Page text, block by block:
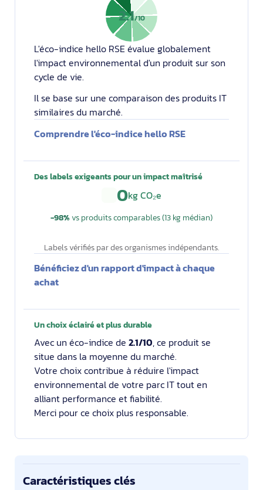
2.1/10
L'éco-indice hello RSE évalue globalement
l'impact environnemental d'un produit sur son
cycle de vie.
Il se base sur une comparaison des produits IT
similaires du marché.
Comprendre l'éco-indice hello RSE
Des labels exigeants pour un impact maîtrisé
0kg CO₂e
−98%vs produits comparables (13 kg médian)
Labels vérifiés par des organismes indépendants.
Bénéficiez d'un rapport d'impact à chaque
achat
Un choix éclairé et plus durable
Avec un éco-indice de 2.1/10, ce produit se
situe dans la moyenne du marché.
Votre choix contribue à réduire l'impact
environnemental de votre parc IT tout en
alliant performance et fiabilité.
Merci pour ce choix plus responsable.
Caractéristiques clés